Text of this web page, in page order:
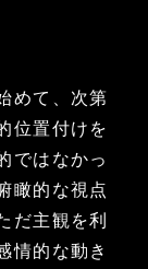
めて、次第
位置付けを
ではなかっ
瞰的な視点
だ主観を利
情的な動き